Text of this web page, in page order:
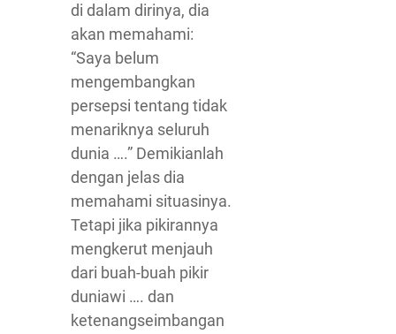
di dalam dirinya, dia
akan memahami:
“Saya belum
mengembangkan
persepsi tentang tidak
menariknya seluruh
dunia ….” Demikianlah
dengan jelas dia
memahami situasinya.
Tetapi jika pikirannya
mengkerut menjauh
dari buah-buah pikir
duniawi …. dan
ketenangseimbangan